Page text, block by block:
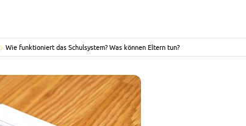
Wie funktioniert das Schulsystem? Was können Eltern tun?